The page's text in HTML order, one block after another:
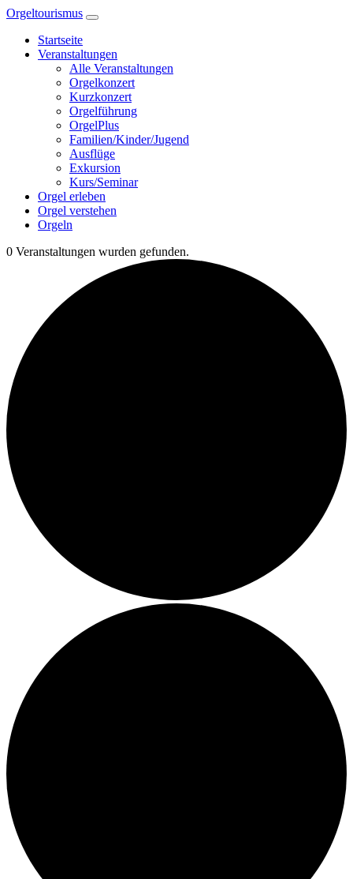
Zum
springen
Orgeltourismus
Startseite
Veranstaltungen
Alle Veranstaltungen
Orgelkonzert
Kurzkonzert
Orgelführung
OrgelPlus
Familien/Kinder/Jugend
Ausflüge
Exkursion
Kurs/Seminar
Orgel erleben
Orgel verstehen
Orgeln
0 Veranstaltungen wurden gefunden.